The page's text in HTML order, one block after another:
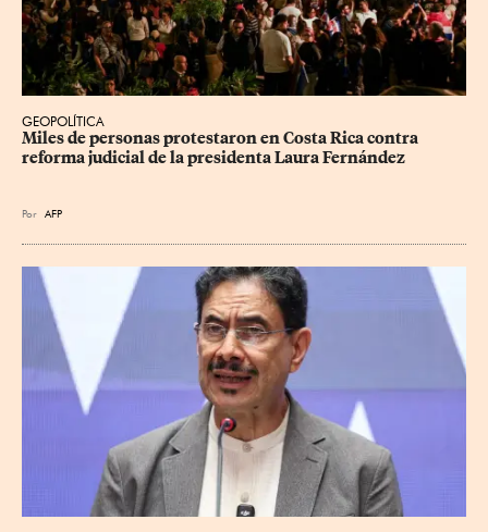
GEOPOLÍTICA
Miles de personas protestaron en Costa Rica contra
reforma judicial de la presidenta Laura Fernández
Por AFP